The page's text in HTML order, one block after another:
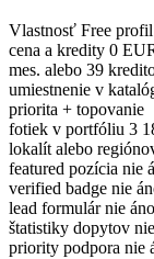
Vlastnosť Free profil
cena a kredity 0
mes. alebo 39
umiestnenie v
priorita + topovanie
fotiek v portfóliu 3
lokalít alebo
featured pozícia nie
verified badge nie
lead formulár nie áno
štatistiky dopytov nie
priority podpora nie